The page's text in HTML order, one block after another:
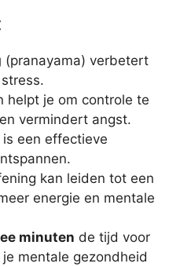
(pranayama) verbetert
helpt je om controle te
en vermindert angst.
is een effectieve
kan leiden tot een
energie en mentale
minuten de tijd voor
mentale gezondheid